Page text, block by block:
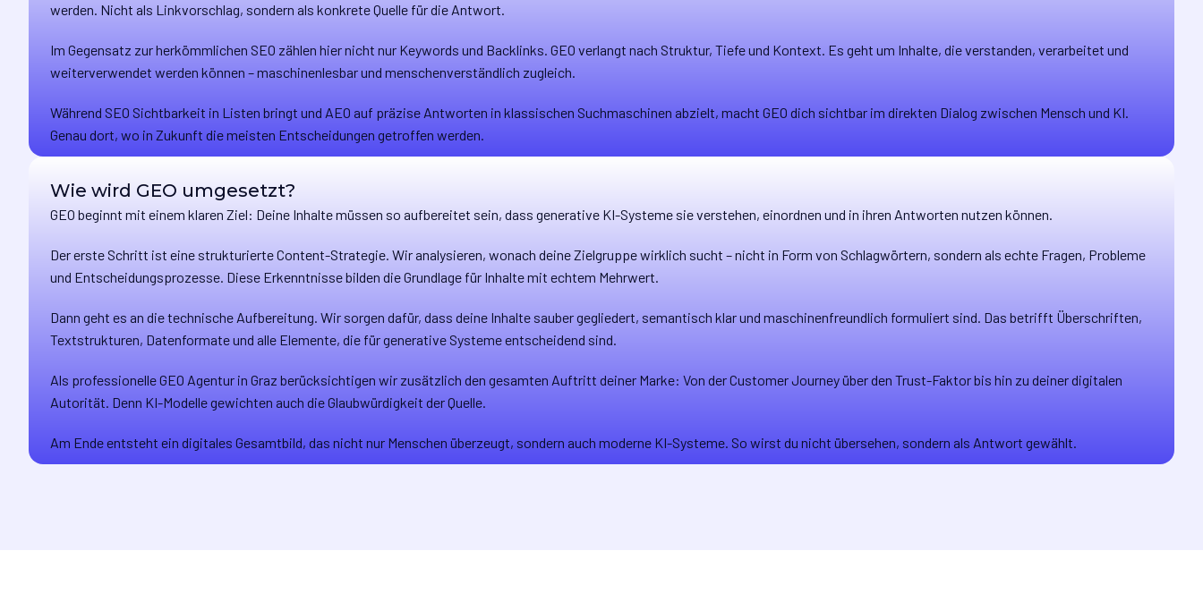
werden. Nicht als Linkvorschlag, sondern als konkrete Quelle für die Antwort.
Im Gegensatz zur herkömmlichen SEO zählen hier nicht nur Keywords und Backlinks. GEO verlangt nach Struktur, Tiefe und Kontext. Es geht um Inhalte, die verstanden, verarbeitet und
weiterverwendet werden können – maschinenlesbar und menschenverständlich zugleich.
Während SEO Sichtbarkeit in Listen bringt und AEO auf präzise Antworten in klassischen Suchmaschinen abzielt, macht GEO dich sichtbar im direkten Dialog zwischen Mensch und KI.
Genau dort, wo in Zukunft die meisten Entscheidungen getroffen werden.
Wie wird GEO umgesetzt?
GEO beginnt mit einem klaren Ziel: Deine Inhalte müssen so aufbereitet sein, dass generative KI-Systeme sie verstehen, einordnen und in ihren Antworten nutzen können.
Der erste Schritt ist eine strukturierte Content-Strategie. Wir analysieren, wonach deine Zielgruppe wirklich sucht – nicht in Form von Schlagwörtern, sondern als echte Fragen, Probleme
und Entscheidungsprozesse. Diese Erkenntnisse bilden die Grundlage für Inhalte mit echtem Mehrwert.
Dann geht es an die technische Aufbereitung. Wir sorgen dafür, dass deine Inhalte sauber gegliedert, semantisch klar und maschinenfreundlich formuliert sind. Das betrifft Überschriften,
Textstrukturen, Datenformate und alle Elemente, die für generative Systeme entscheidend sind.
Als professionelle GEO Agentur in Graz berücksichtigen wir zusätzlich den gesamten Auftritt deiner Marke: Von der Customer Journey über den Trust-Faktor bis hin zu deiner digitalen
Autorität. Denn KI-Modelle gewichten auch die Glaubwürdigkeit der Quelle.
Am Ende entsteht ein digitales Gesamtbild, das nicht nur Menschen überzeugt, sondern auch moderne KI-Systeme. So wirst du nicht übersehen, sondern als Antwort gewählt.